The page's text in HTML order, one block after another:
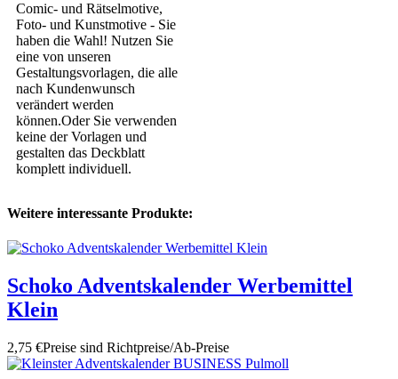
Comic- und Rätselmotive,
Foto- und Kunstmotive - Sie
haben die Wahl! Nutzen Sie
eine von unseren
Gestaltungsvorlagen, die alle
nach Kundenwunsch
verändert werden
können.Oder Sie verwenden
keine der Vorlagen und
gestalten das Deckblatt
komplett individuell.
Weitere interessante Produkte:
Schoko Adventskalender Werbemittel
Klein
2,75 €Preise sind Richtpreise/Ab-Preise